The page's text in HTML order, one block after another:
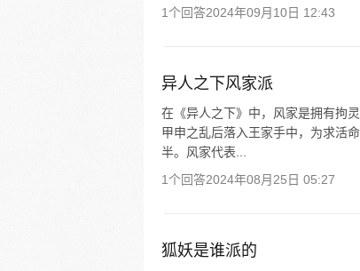
1个回答2024年09月10日 12:43
异人之下风家派
在《异人之下》中，风家是拥有拘
甲申之乱后落入王家手中，为求活
半。风家代表...
1个回答2024年08月25日 05:27
狐妖是谁派的